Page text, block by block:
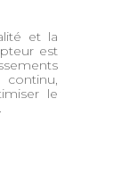
et la
est
le